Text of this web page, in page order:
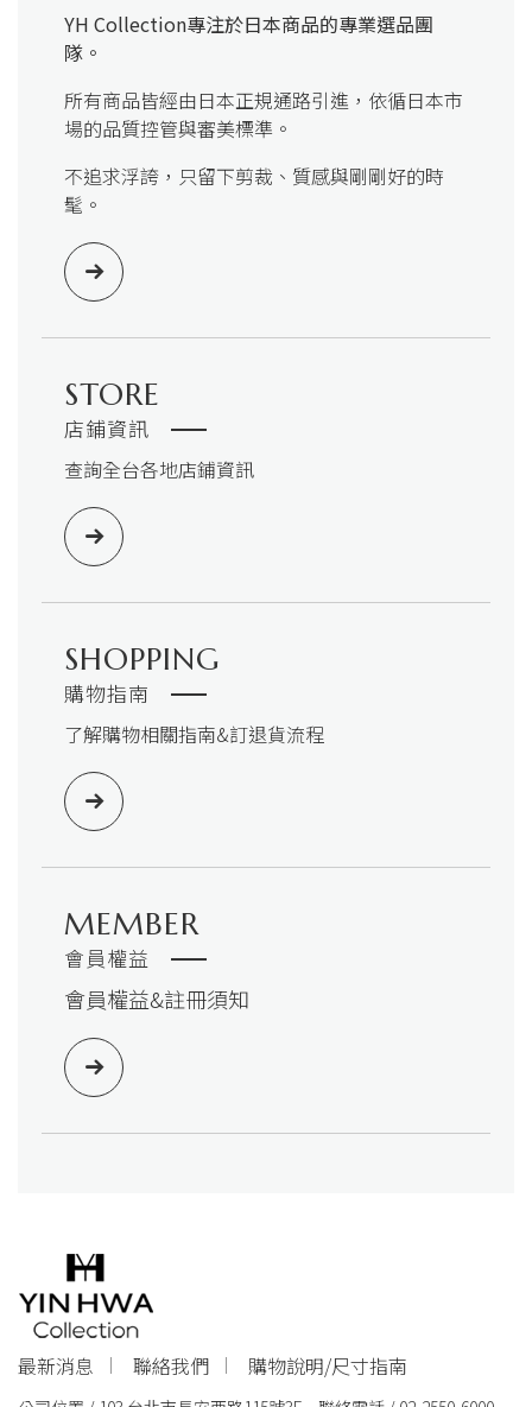
YH Collection專注於日本商品的專業選品團
隊。
所有商品皆經由日本正規通路引進，依循日本市
場的品質控管與審美標準。
不追求浮誇，只留下剪裁、質感與剛剛好的時
髦。
STORE
店鋪資訊
查詢全台各地店鋪資訊
SHOPPING
購物指南
了解購物相關指南&訂退貨流程
MEMBER
會員權益
會員權益&註冊須知
最新消息 聯絡我們 購物說明/尺寸指南